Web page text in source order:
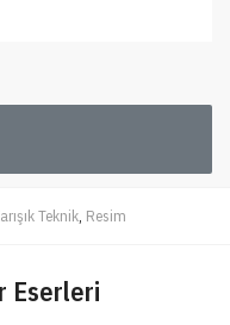
Teknik, Resim
Eserleri